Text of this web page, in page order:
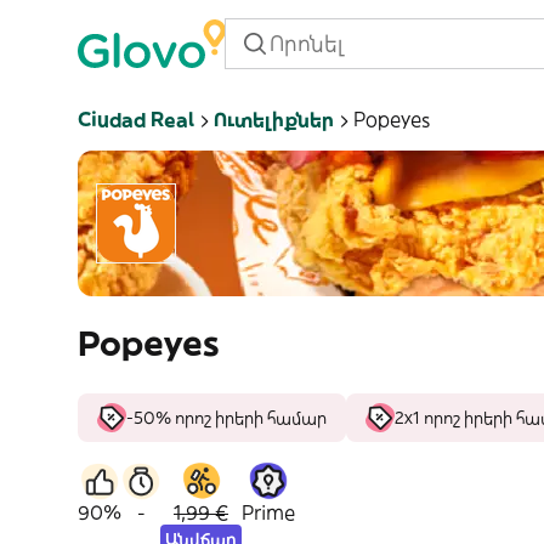
Ciudad Real Ուտելիքներ Popeyes
Popeyes
-50% որոշ իրերի համար 2x1 որոշ իրերի
90% - 1,99 €
Անվճար
Prime